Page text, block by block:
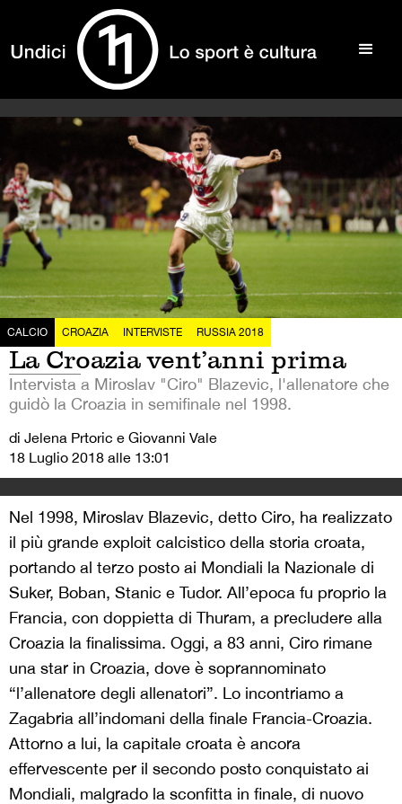
CALCIO CROAZIA INTERVISTE RUSSIA 2018
La Croazia vent’anni prima
Intervista a Miroslav "Ciro" Blazevic, l'allenatore che
guidò la Croazia in semifinale nel 1998.
di Jelena Prtoric e Giovanni Vale
18 Luglio 2018 alle 13:01
Nel 1998, Miroslav Blazevic, detto Ciro, ha realizzato
il più grande exploit calcistico della storia croata,
portando al terzo posto ai Mondiali la Nazionale di
Suker, Boban, Stanic e Tudor. All’epoca fu proprio la
Francia, con doppietta di Thuram, a precludere alla
Croazia la finalissima. Oggi, a 83 anni, Ciro rimane
una star in Croazia, dove è soprannominato
“l’allenatore degli allenatori”. Lo incontriamo a
Zagabria all’indomani della finale Francia-Croazia.
Attorno a lui, la capitale croata è ancora
effervescente per il secondo posto conquistato ai
Mondiali, malgrado la sconfitta in finale, di nuovo